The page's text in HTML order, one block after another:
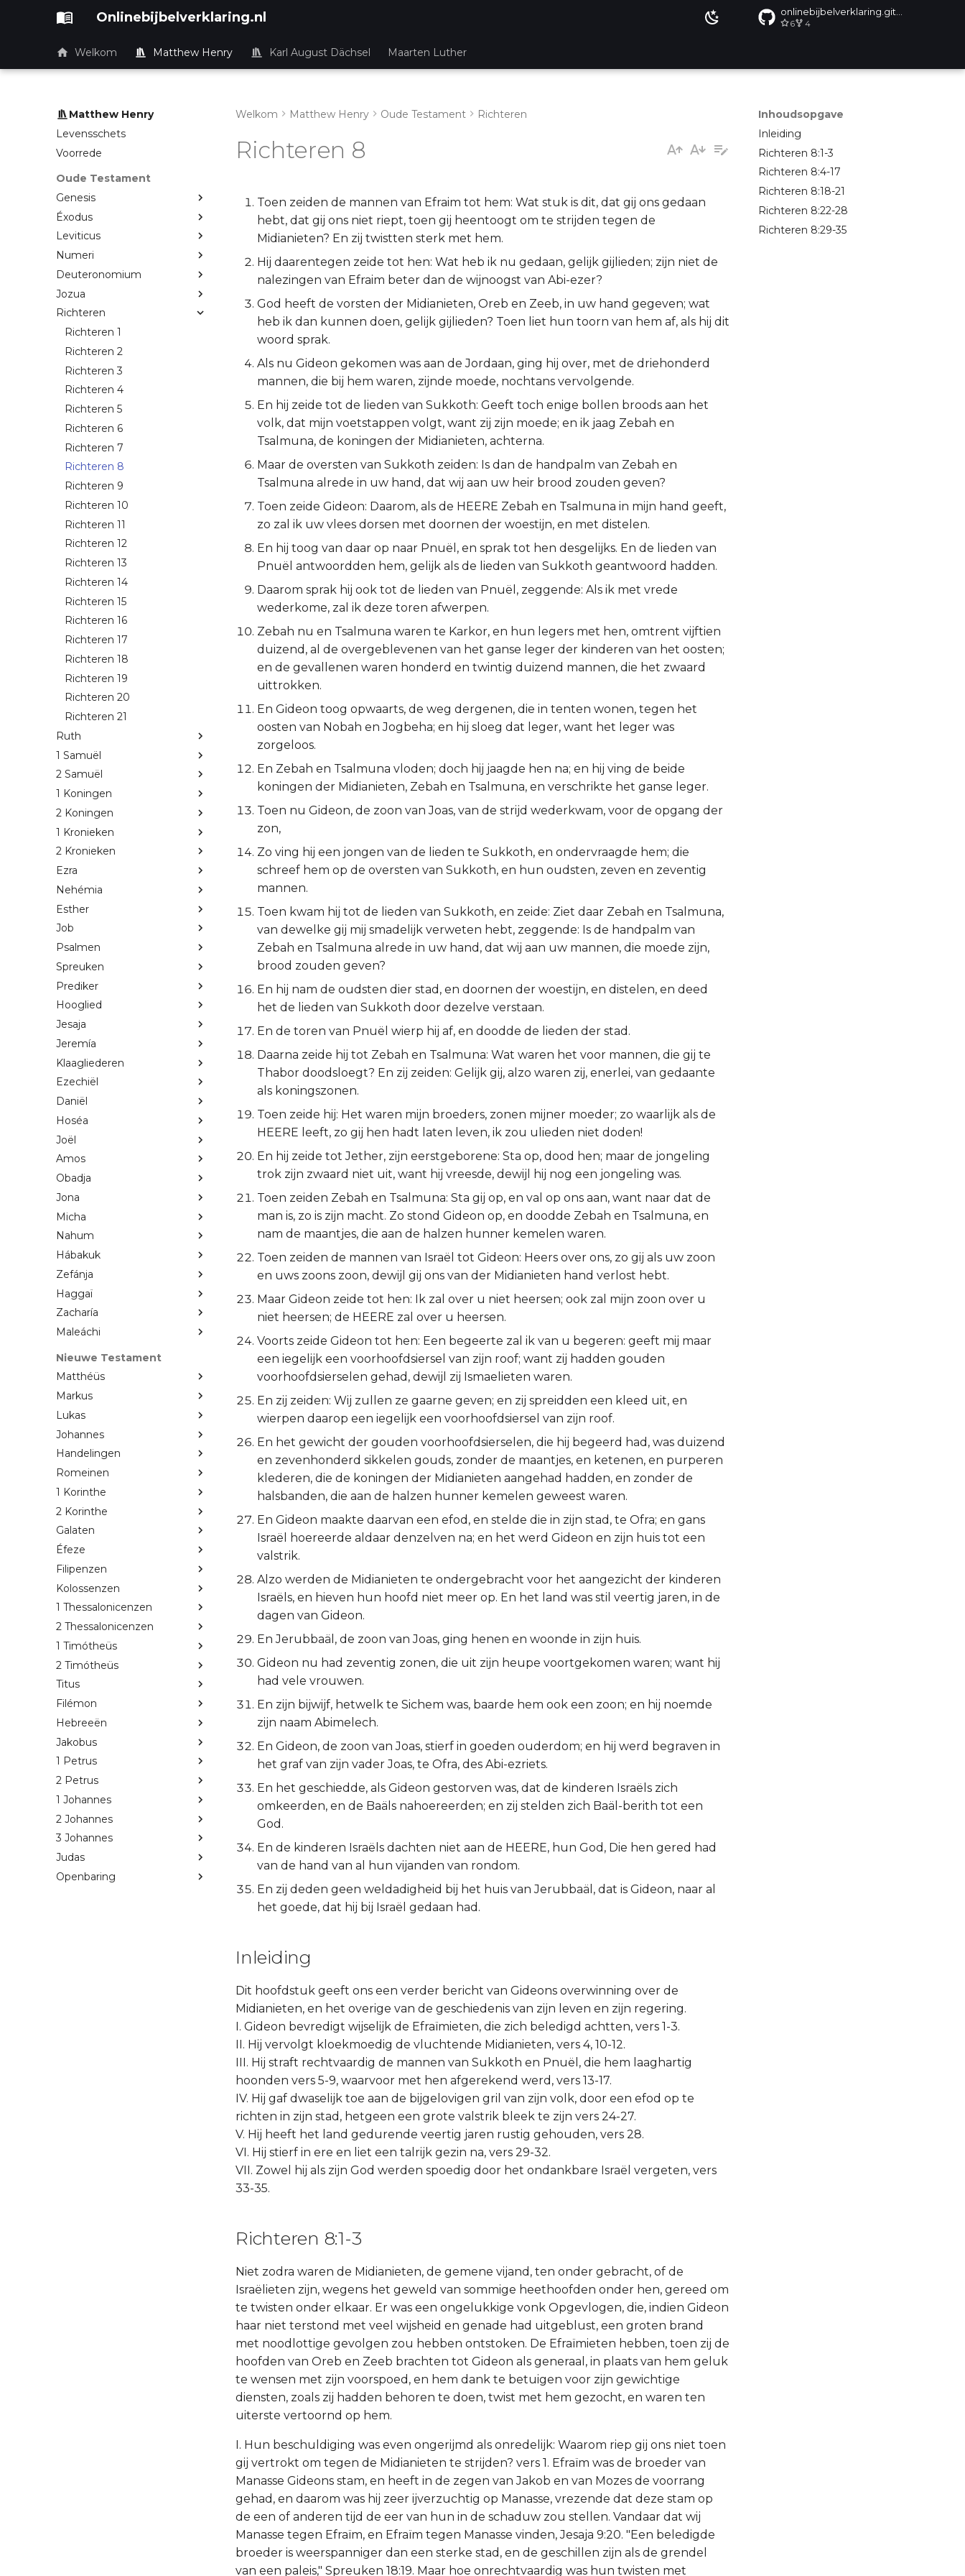
Onlinebijbelverklaring.nl 6 4
Welkom Matthew Henry Karl August Dächsel Maarten Luther
Matthew Henry
Levensschets
Voorrede
Oude Testament
Genesis
Éxodus
Leviticus
Numeri
Deuteronomium
Jozua
Richteren
Richteren 1
Richteren 2
Richteren 3
Richteren 4
Richteren 5
Richteren 6
Richteren 7
Richteren 8
Richteren 9
Richteren 10
Richteren 11
Richteren 12
Richteren 13
Richteren 14
Richteren 15
Richteren 16
Richteren 17
Richteren 18
Richteren 19
Richteren 20
Richteren 21
Ruth
1 Samuël
2 Samuël
1 Koningen
2 Koningen
1 Kronieken
2 Kronieken
Ezra
Nehémia
Esther
Job
Psalmen
Spreuken
Prediker
Hooglied
Jesaja
Jeremía
Klaagliederen
Ezechiël
Daniël
Hoséa
Joël
Amos
Obadja
Jona
Micha
Nahum
Hábakuk
Zefánja
Haggaï
Zacharía
Maleáchi
Nieuwe Testament
Matthéüs
Markus
Lukas
Johannes
Handelingen
Romeinen
1 Korinthe
2 Korinthe
Galaten
Éfeze
Filipenzen
Kolossenzen
1 Thessalonicenzen
2 Thessalonicenzen
1 Timótheüs
2 Timótheüs
Titus
Filémon
Hebreeën
Jakobus
1 Petrus
2 Petrus
1 Johannes
2 Johannes
3 Johannes
Judas
Openbaring
Inhoudsopgave
Inleiding
Richteren 8:1-3
Richteren 8:4-17
Richteren 8:18-21
Richteren 8:22-28
Richteren 8:29-35
Welkom Matthew Henry Oude Testament Richteren
Richteren 8
Toen zeiden de mannen van Efraim tot hem: Wat stuk is dit, dat gij ons gedaan
hebt, dat gij ons niet riept, toen gij heentoogt om te strijden tegen de
Midianieten? En zij twistten sterk met hem.
Hij daarentegen zeide tot hen: Wat heb ik nu gedaan, gelijk gijlieden; zijn niet de
nalezingen van Efraim beter dan de wijnoogst van Abi-ezer?
God heeft de vorsten der Midianieten, Oreb en Zeeb, in uw hand gegeven; wat
heb ik dan kunnen doen, gelijk gijlieden? Toen liet hun toorn van hem af, als hij dit
woord sprak.
Als nu Gideon gekomen was aan de Jordaan, ging hij over, met de driehonderd
mannen, die bij hem waren, zijnde moede, nochtans vervolgende.
En hij zeide tot de lieden van Sukkoth: Geeft toch enige bollen broods aan het
volk, dat mijn voetstappen volgt, want zij zijn moede; en ik jaag Zebah en
Tsalmuna, de koningen der Midianieten, achterna.
Maar de oversten van Sukkoth zeiden: Is dan de handpalm van Zebah en
Tsalmuna alrede in uw hand, dat wij aan uw heir brood zouden geven?
Toen zeide Gideon: Daarom, als de HEERE Zebah en Tsalmuna in mijn hand geeft,
zo zal ik uw vlees dorsen met doornen der woestijn, en met distelen.
En hij toog van daar op naar Pnuël, en sprak tot hen desgelijks. En de lieden van
Pnuël antwoordden hem, gelijk als de lieden van Sukkoth geantwoord hadden.
Daarom sprak hij ook tot de lieden van Pnuël, zeggende: Als ik met vrede
wederkome, zal ik deze toren afwerpen.
Zebah nu en Tsalmuna waren te Karkor, en hun legers met hen, omtrent vijftien
duizend, al de overgeblevenen van het ganse leger der kinderen van het oosten;
en de gevallenen waren honderd en twintig duizend mannen, die het zwaard
uittrokken.
En Gideon toog opwaarts, de weg dergenen, die in tenten wonen, tegen het
oosten van Nobah en Jogbeha; en hij sloeg dat leger, want het leger was
zorgeloos.
En Zebah en Tsalmuna vloden; doch hij jaagde hen na; en hij ving de beide
koningen der Midianieten, Zebah en Tsalmuna, en verschrikte het ganse leger.
Toen nu Gideon, de zoon van Joas, van de strijd wederkwam, voor de opgang der
zon,
Zo ving hij een jongen van de lieden te Sukkoth, en ondervraagde hem; die
schreef hem op de oversten van Sukkoth, en hun oudsten, zeven en zeventig
mannen.
Toen kwam hij tot de lieden van Sukkoth, en zeide: Ziet daar Zebah en Tsalmuna,
van dewelke gij mij smadelijk verweten hebt, zeggende: Is de handpalm van
Zebah en Tsalmuna alrede in uw hand, dat wij aan uw mannen, die moede zijn,
brood zouden geven?
En hij nam de oudsten dier stad, en doornen der woestijn, en distelen, en deed
het de lieden van Sukkoth door dezelve verstaan.
En de toren van Pnuël wierp hij af, en doodde de lieden der stad.
Daarna zeide hij tot Zebah en Tsalmuna: Wat waren het voor mannen, die gij te
Thabor doodsloegt? En zij zeiden: Gelijk gij, alzo waren zij, enerlei, van gedaante
als koningszonen.
Toen zeide hij: Het waren mijn broeders, zonen mijner moeder; zo waarlijk als de
HEERE leeft, zo gij hen hadt laten leven, ik zou ulieden niet doden!
En hij zeide tot Jether, zijn eerstgeborene: Sta op, dood hen; maar de jongeling
trok zijn zwaard niet uit, want hij vreesde, dewijl hij nog een jongeling was.
Toen zeiden Zebah en Tsalmuna: Sta gij op, en val op ons aan, want naar dat de
man is, zo is zijn macht. Zo stond Gideon op, en doodde Zebah en Tsalmuna, en
nam de maantjes, die aan de halzen hunner kemelen waren.
Toen zeiden de mannen van Israël tot Gideon: Heers over ons, zo gij als uw zoon
en uws zoons zoon, dewijl gij ons van der Midianieten hand verlost hebt.
Maar Gideon zeide tot hen: Ik zal over u niet heersen; ook zal mijn zoon over u
niet heersen; de HEERE zal over u heersen.
Voorts zeide Gideon tot hen: Een begeerte zal ik van u begeren: geeft mij maar
een iegelijk een voorhoofdsiersel van zijn roof; want zij hadden gouden
voorhoofdsierselen gehad, dewijl zij Ismaelieten waren.
En zij zeiden: Wij zullen ze gaarne geven; en zij spreidden een kleed uit, en
wierpen daarop een iegelijk een voorhoofdsiersel van zijn roof.
En het gewicht der gouden voorhoofdsierselen, die hij begeerd had, was duizend
en zevenhonderd sikkelen gouds, zonder de maantjes, en ketenen, en purperen
klederen, die de koningen der Midianieten aangehad hadden, en zonder de
halsbanden, die aan de halzen hunner kemelen geweest waren.
En Gideon maakte daarvan een efod, en stelde die in zijn stad, te Ofra; en gans
Israël hoereerde aldaar denzelven na; en het werd Gideon en zijn huis tot een
valstrik.
Alzo werden de Midianieten te ondergebracht voor het aangezicht der kinderen
Israëls, en hieven hun hoofd niet meer op. En het land was stil veertig jaren, in de
dagen van Gideon.
En Jerubbaäl, de zoon van Joas, ging henen en woonde in zijn huis.
Gideon nu had zeventig zonen, die uit zijn heupe voortgekomen waren; want hij
had vele vrouwen.
En zijn bijwijf, hetwelk te Sichem was, baarde hem ook een zoon; en hij noemde
zijn naam Abimelech.
En Gideon, de zoon van Joas, stierf in goeden ouderdom; en hij werd begraven in
het graf van zijn vader Joas, te Ofra, des Abi-ezriets.
En het geschiedde, als Gideon gestorven was, dat de kinderen Israëls zich
omkeerden, en de Baäls nahoereerden; en zij stelden zich Baäl-berith tot een
God.
En de kinderen Israëls dachten niet aan de HEERE, hun God, Die hen gered had
van de hand van al hun vijanden van rondom.
En zij deden geen weldadigheid bij het huis van Jerubbaäl, dat is Gideon, naar al
het goede, dat hij bij Israël gedaan had.
Inleiding
Dit hoofdstuk geeft ons een verder bericht van Gideons overwinning over de
Midianieten, en het overige van de geschiedenis van zijn leven en zijn regering.
I. Gideon bevredigt wijselijk de Efraïmieten, die zich beledigd achtten, vers 1-3.
II. Hij vervolgt kloekmoedig de vluchtende Midianieten, vers 4, 10-12.
III. Hij straft rechtvaardig de mannen van Sukkoth en Pnuël, die hem laaghartig
hoonden vers 5-9, waarvoor met hen afgerekend werd, vers 13-17.
IV. Hij gaf dwaselijk toe aan de bijgelovigen gril van zijn volk, door een efod op te
richten in zijn stad, hetgeen een grote valstrik bleek te zijn vers 24-27.
V. Hij heeft het land gedurende veertig jaren rustig gehouden, vers 28.
VI. Hij stierf in ere en liet een talrijk gezin na, vers 29-32.
VII. Zowel hij als zijn God werden spoedig door het ondankbare Israël vergeten, vers
33-35.
Richteren 8:1-3
Niet zodra waren de Midianieten, de gemene vijand, ten onder gebracht, of de
Israëlieten zijn, wegens het geweld van sommige heethoofden onder hen, gereed om
te twisten onder elkaar. Er was een ongelukkige vonk Opgevlogen, die, indien Gideon
haar niet terstond met veel wijsheid en genade had uitgeblust, een groten brand
met noodlottige gevolgen zou hebben ontstoken. De Efraïmieten hebben, toen zij de
hoofden van Oreb en Zeeb brachten tot Gideon als generaal, in plaats van hem geluk
te wensen met zijn voorspoed, en hem dank te betuigen voor zijn gewichtige
diensten, zoals zij hadden behoren te doen, twist met hem gezocht, en waren ten
uiterste vertoornd op hem.
I. Hun beschuldiging was even ongerijmd als onredelijk: Waarom riep gij ons niet toen
gij vertrokt om tegen de Midianieten te strijden? vers 1. Efraïm was de broeder van
Manasse Gideons stam, en heeft in de zegen van Jakob en van Mozes de voorrang
gehad, en daarom was hij zeer ijverzuchtig op Manasse, vrezende dat deze stam op
de een of anderen tijd de eer van hun in de schaduw zou stellen. Vandaar dat wij
Manasse tegen Efraïm, en Efraïm tegen Manasse vinden, Jesaja 9:20. "Een beledigde
broeder is weerspanniger dan een sterke stad, en de geschillen zijn als de grendel
van een paleis," Spreuken 18:19. Maar hoe onrechtvaardig was hun twisten met